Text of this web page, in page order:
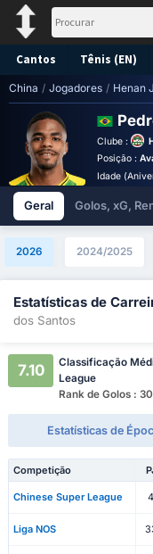
Cantos Tênis (EN)
China / Jogadores / Henan
Clube :
Posição :
Idade
Geral Golos, xG,
2026 2024/2025
Estatísticas de
dos Santos
7.10
Classificação
League
Rank de Golos :
Estatísticas de
Competição
Chinese Super League 4
Liga NOS